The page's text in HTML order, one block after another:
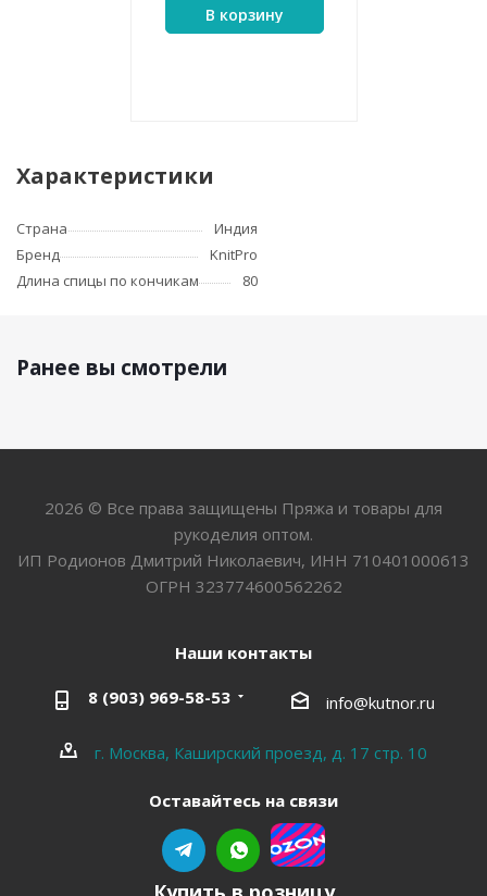
В корзину
Характеристики
Страна
Индия
Бренд
KnitPro
Длина спицы по кончикам
80
Ранее вы смотрели
2026 © Все права защищены Пряжа и товары для
рукоделия оптом.
ИП Родионов Дмитрий Николаевич, ИНН 710401000613
ОГРН 323774600562262
Наши контакты
8 (903) 969-58-53 info@kutnor.ru
г. Москва, Каширский проезд, д. 17 стр. 10
Оставайтесь на связи